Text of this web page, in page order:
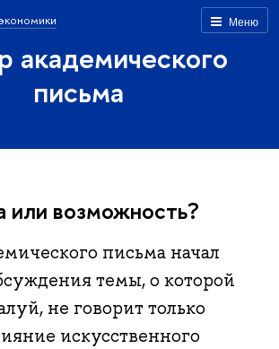
Меню
академического
письма
или возможность?
письма начал
темы, о которой
не говорит только
искусственного